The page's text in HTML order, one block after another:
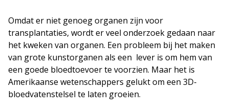
Omdat er niet genoeg organen zijn voor
transplantaties, wordt er veel onderzoek gedaan naar
het kweken van organen. Een probleem bij het maken
van grote kunstorganen als een lever is om hem van
een goede bloedtoevoer te voorzien. Maar het is
Amerikaanse wetenschappers gelukt om een 3D-
bloedvatenstelsel te laten groeien.